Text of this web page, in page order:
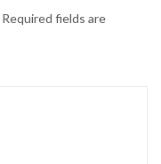
Required fields are